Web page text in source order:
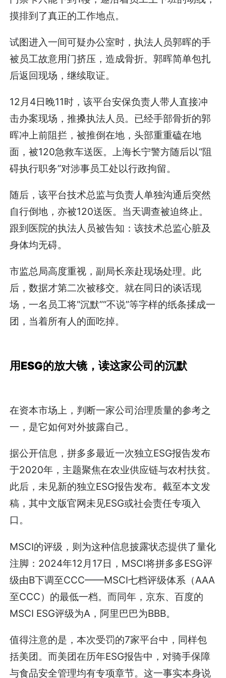
摸排到了真正的工作地点。
试图进入一间可疑办公室时，执法人员郭晖的手
被员工故意用门挤压，造成骨折。郭晖简单包扎
后返回现场，继续取证。
12月4日晚11时，该平台安保负责人带人直接冲
击办案现场，推搡执法人员。已经手部骨折的郭
晖冲上前阻拦，被推倒在地，头部重重磕在地
面，被120急救车送医。上海长宁警方随后以“阻
碍执行职务”对涉事员工处以行政拘留。
随后，该平台技术总监与负责人单独沟通后突然
自行倒地，亦被120送医。当天调查被迫终止。
跟到医院的执法人员被告知：该技术总监心脏及
身体均无碍。
市监总局高度重视，副局长亲赴现场处理。此
后，数据才第二次被移交。就在同日的谈话现
场，一名员工将“沉默”“不说”等字样的纸条揉成一
团，当着所有人的面吃掉。
用ESG的放大镜，读这家公司的沉默
在资本市场上，判断一家公司治理质量的参考之
一，是它如何对外披露自己。
据公开信息，拼多多最近一次独立ESG报告发布
于2020年，主题聚焦在农业供应链与农村扶贫。
此后，未见新的独立ESG报告发布。截至本文发
稿，其中文版官网未见ESG或社会责任专项入
口。
MSCI的评级，则为这种信息披露状态提供了量化
注脚：2024年12月17日，MSCI将拼多多ESG评
级由B下调至CCC——MSCI七档评级体系（AAA
至CCC）的最低一档。而同年，京东、百度的
MSCI ESG评级为A，阿里巴巴为BBB。
值得注意的是，本次受罚的7家平台中，同样包
括美团。而美团在历年ESG报告中，对骑手保障
与食品安全管理均有专项章节。这一事实本身说